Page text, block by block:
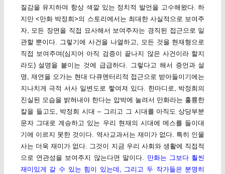
질감을 유지하며 항상 색깔 있는 정치적 발언을 고수해왔다. 하
지만 <만화 박정희>의 스토리에서는 최대한 사실적으로 보여주
자, 모든 장면을 직접 묘사해서 보여주자는 경직된 접근으로 일
관할 뿐이다. 그렇기에 사건을 나열하고, 모든 것을 현재형으로
직접 보여주며(심지어 아직 검증이 끝나지 않은 사건이라 할지
라도) 설명을 붙이는 것에 급급하다. 그렇다고 해서 증언과 설
명, 재연을 오가는 현대 다큐멘터리적 접근으로 받아들이기에는
지나치게 극적 서사 일변도로 짷여져 있다. 한마디로, 박정희의
진실된 모습을 밝혀내야 한다는 압박에 눌려서 만화라는 훌륭한
칼을 들고도, 박정희 시대 – 그리고 그 시대를 아직도 상당부분
문자 그대로 계승하고 있는 우리 현재의 시대에 메스를 들이대
기에 이르지 못한 것이다. 역사교과서는 재미가 없다. 특히 인물
사는 더욱 재미가 없다. 그것이 지금 우리 사회와 생활에 직접적
으로 연관성을 보여주지 않는다면 말이다. 만화는 그보다 훨씬
재미있게 갈 수 있는 힘이 있는데, 그리고 두 작가들은 분명히